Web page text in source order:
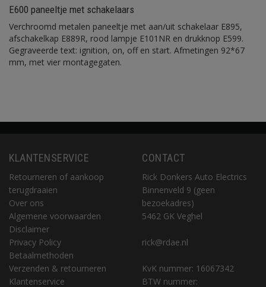
E600 paneeltje met schakelaars
Verchroomd metalen paneeltje met aan/uit schakelaar E895,
afschakelkap E889R, rood lampje E101NR en drukknop E599.
Gegraveerde text: ignition, on, off en start. Afmetingen 92*67
mm, met vier montagegaten.
KLANTENSERVICE
Retourneren of aankoop
terugdraaien
Over ons
Algemene voorwaarden
Disclaimer
Privacy Policy
Betaalmethoden
Verzenden & retourneren
Klantenservice
CONTACT
Rick Donkers Auto Electrics
Binnenveld 9 (geen
bezoekadres)
5462 GK Veghel
rick@rdae.nl
KvK nummer: 16067342
BTW nummer: